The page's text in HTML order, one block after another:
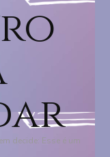
decide: Esse é um